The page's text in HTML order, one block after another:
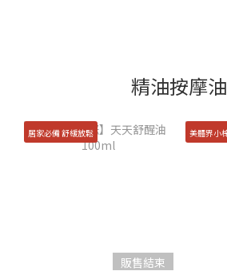
精油按摩油
居家必備 舒緩放鬆
販售結束
美體界小